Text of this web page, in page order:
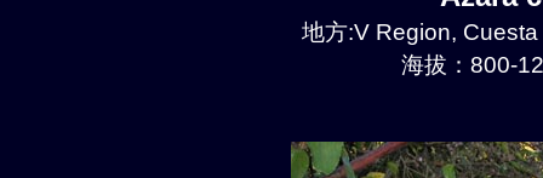
地方:V Region,
海拔：800-